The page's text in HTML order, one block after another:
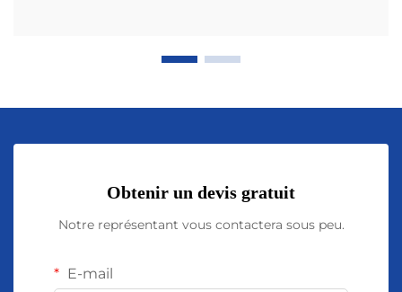
Obtenir un devis gratuit
Notre représentant vous contactera sous peu.
E-mail